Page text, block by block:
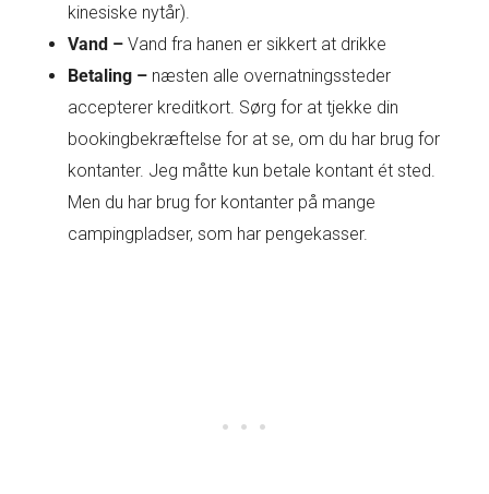
kinesiske nytår).
Vand –Vand fra hanen er sikkert at drikke
Betaling – næsten alle overnatningssteder
accepterer kreditkort. Sørg for at tjekke din
bookingbekræftelse for at se, om du har brug for
kontanter. Jeg måtte kun betale kontant ét sted.
Men du har brug for kontanter på mange
campingpladser, som har pengekasser.